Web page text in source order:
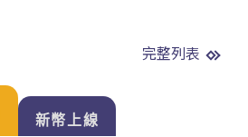
完整列表
新幣上線